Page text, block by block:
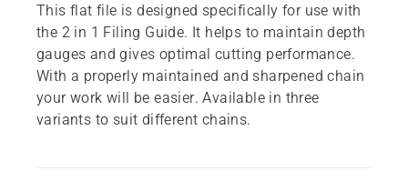
This flat file is designed specifically for use with
the 2 in 1 Filing Guide. It helps to maintain depth
gauges and gives optimal cutting performance.
With a properly maintained and sharpened chain
your work will be easier. Available in three
variants to suit different chains.